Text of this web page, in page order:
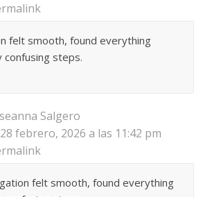
felt smooth, found everything
confusing steps.
Salgero
febrero, 2026 a las 11:42 pm
felt smooth, found everything